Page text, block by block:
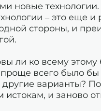
новые
– это еще
стороны, и
ли ко всему
всего было бы
другие варианты?
истокам, и заново